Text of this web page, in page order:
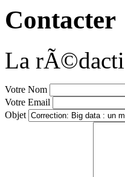
Contacter
La
Votre Nom
Votre Email
Objet